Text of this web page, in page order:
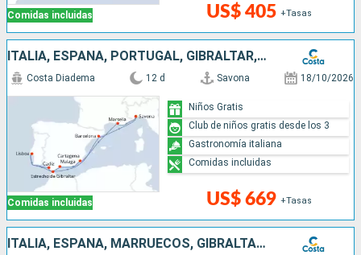
Comidas incluidas US$ 405 +Tasas
ITALIA, ESPAÑA, PORTUGAL, GIBRALTAR, FRANCIA
Comidas incluidas
Costa Diadema 12 d Savona 18/10/2026
US$ 669 +Tasas
Niños Gratis
Club de niños gratis desde los 3
Gastronomía italiana
Comidas incluidas
ITALIA, ESPAÑA, MARRUECOS, GIBRALTAR, FRANCIA